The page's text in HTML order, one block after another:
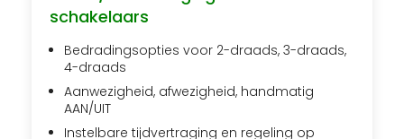
schakelaars
Bedradingsopties voor 2-draads, 3-draads,
4-draads
Aanwezigheid, afwezigheid, handmatig
AAN/UIT
Instelbare tijdvertraging en regeling op